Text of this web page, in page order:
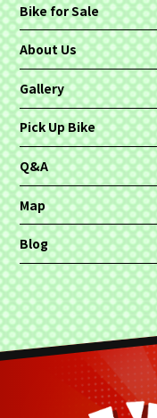
Bike for Sale
About Us
Gallery
Pick Up Bike
Q&A
Map
Blog